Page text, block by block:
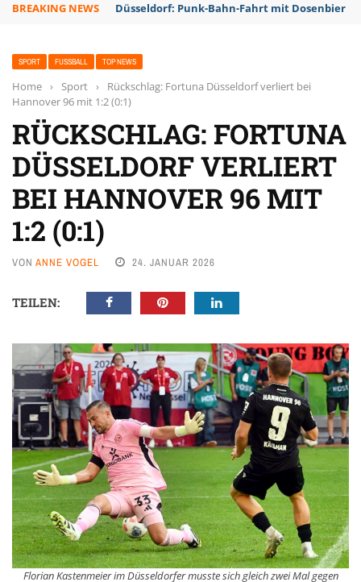
BREAKING NEWS Düsseldorf: Punk-Bahn-Fahrt mit Dosenbier
SPORT FUSSBALL TOP NEWS
Home › Sport ›
Rückschlag: Fortuna Düsseldorf verliert bei
Hannover 96 mit 1:2 (0:1)
RÜCKSCHLAG: FORTUNA
DÜSSELDORF VERLIERT
BEI HANNOVER 96 MIT
1:2 (0:1)
VON ANNE VOGEL 24. JANUAR 2026
TEILEN:
Florian Kastenmeier im Düsseldorfer musste sich gleich zwei Mal gegen